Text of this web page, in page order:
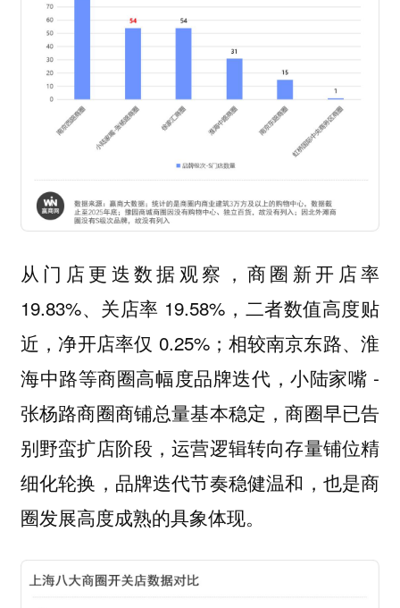
从门店更迭数据观察，商圈新开店率
19.83%、关店率 19.58%，二者数值高度贴
近，净开店率仅 0.25%；相较南京东路、淮
海中路等商圈高幅度品牌迭代，小陆家嘴 -
张杨路商圈商铺总量基本稳定，商圈早已告
别野蛮扩店阶段，运营逻辑转向存量铺位精
细化轮换，品牌迭代节奏稳健温和，也是商
圈发展高度成熟的具象体现。